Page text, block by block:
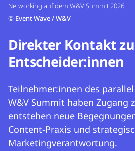
Networking auf dem W&V Summit 2026
© Event Wave / W&V
Direkter Kontakt
Entscheider:innen
Teilnehmer:innen des
W&V Summit haben Zugang
entstehen neue
Content-Praxis und
Marketingverantwortung.